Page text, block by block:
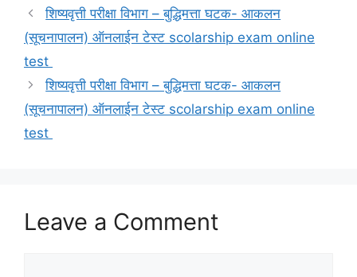
शिष्यवृत्ती परीक्षा विभाग – बुद्धिमत्ता घटक- आकलन
(सूचनापालन) ऑनलाईन टेस्ट scolarship exam online
test
शिष्यवृत्ती परीक्षा विभाग – बुद्धिमत्ता घटक- आकलन
(सूचनापालन) ऑनलाईन टेस्ट scolarship exam online
test
Leave a Comment